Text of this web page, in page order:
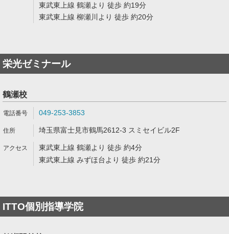
東武東上線 鶴瀬より 徒歩 約19分
東武東上線 柳瀬川より 徒歩 約20分
栄光ゼミナール
鶴瀬校
049-253-3853
埼玉県富士見市鶴馬2612-3 スミセイビル2F
東武東上線 鶴瀬より 徒歩 約4分
東武東上線 みずほ台より 徒歩 約21分
ITTO個別指導学院